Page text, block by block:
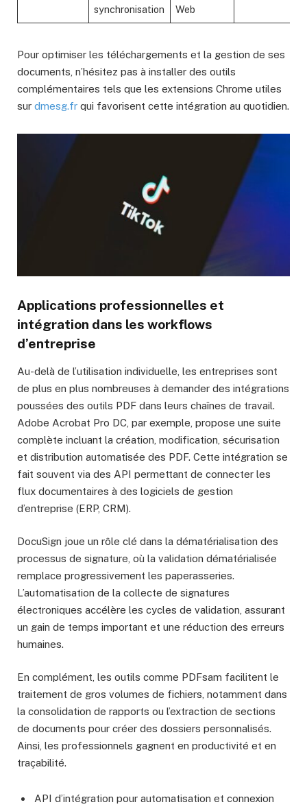
synchronisation
Web
Pour optimiser les téléchargements et la gestion de ses
documents, n’hésitez pas à installer des outils
complémentaires tels que les extensions Chrome utiles
sur dmesg.fr qui favorisent cette intégration au quotidien.
Applications professionnelles et
intégration dans les workflows
d’entreprise
Au-delà de l’utilisation individuelle, les entreprises sont
de plus en plus nombreuses à demander des intégrations
poussées des outils PDF dans leurs chaînes de travail.
Adobe Acrobat Pro DC, par exemple, propose une suite
complète incluant la création, modification, sécurisation
et distribution automatisée des PDF. Cette intégration se
fait souvent via des API permettant de connecter les
flux documentaires à des logiciels de gestion
d’entreprise (ERP, CRM).
DocuSign joue un rôle clé dans la dématérialisation des
processus de signature, où la validation dématérialisée
remplace progressivement les paperasseries.
L’automatisation de la collecte de signatures
électroniques accélère les cycles de validation, assurant
un gain de temps important et une réduction des erreurs
humaines.
En complément, les outils comme PDFsam facilitent le
traitement de gros volumes de fichiers, notamment dans
la consolidation de rapports ou l’extraction de sections
de documents pour créer des dossiers personnalisés.
Ainsi, les professionnels gagnent en productivité et en
traçabilité.
API d’intégration pour automatisation et connexion